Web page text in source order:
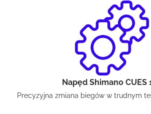
Napęd Shimano CUES
Precyzyjna zmiana biegów w trudnym